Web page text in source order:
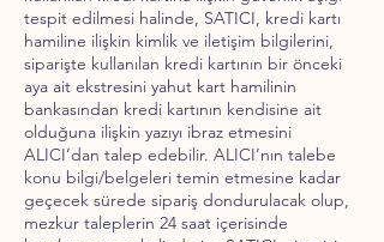
tespit edilmesi halinde, SATICI, kredi kartı
hamiline ilişkin kimlik ve iletişim bilgilerini,
siparişte kullanılan kredi kartının bir önceki
aya ait ekstresini yahut kart hamilinin
bankasından kredi kartının kendisine ait
olduğuna ilişkin yazıyı ibraz etmesini
ALICI’dan talep edebilir. ALICI’nın talebe
konu bilgi/belgeleri temin etmesine kadar
geçecek sürede sipariş dondurulacak olup,
mezkur taleplerin 24 saat içerisinde